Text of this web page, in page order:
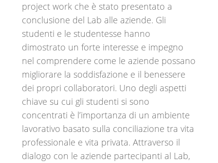
project work che è stato presentato a
conclusione del Lab alle aziende. Gli
studenti e le studentesse hanno
dimostrato un forte interesse e impegno
nel comprendere come le aziende possano
migliorare la soddisfazione e il benessere
dei propri collaboratori. Uno degli aspetti
chiave su cui gli studenti si sono
concentrati è l’importanza di un ambiente
lavorativo basato sulla conciliazione tra vita
professionale e vita privata. Attraverso il
dialogo con le aziende partecipanti al Lab,